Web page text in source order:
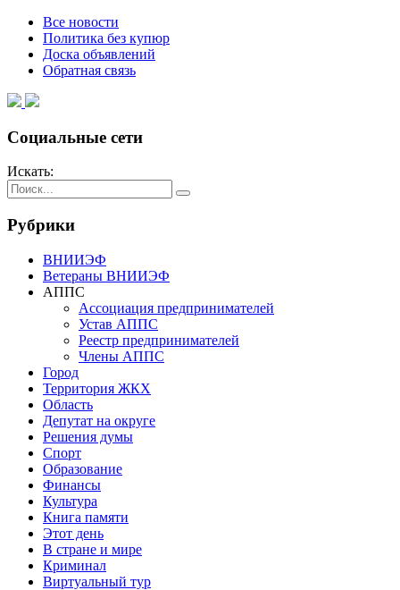
Все новости
Политика без купюр
Доска объявлений
Обратная связь
Социальные сети
Искать:
Рубрики
ВНИИЭФ
Ветераны ВНИИЭФ
АППС
Ассоциация предпринимателей
Устав АППС
Реестр предпринимателей
Члены АППС
Город
Территория ЖКХ
Область
Депутат на округе
Решения думы
Спорт
Образование
Финансы
Культура
Книга памяти
Этот день
В стране и мире
Криминал
Виртуальный тур